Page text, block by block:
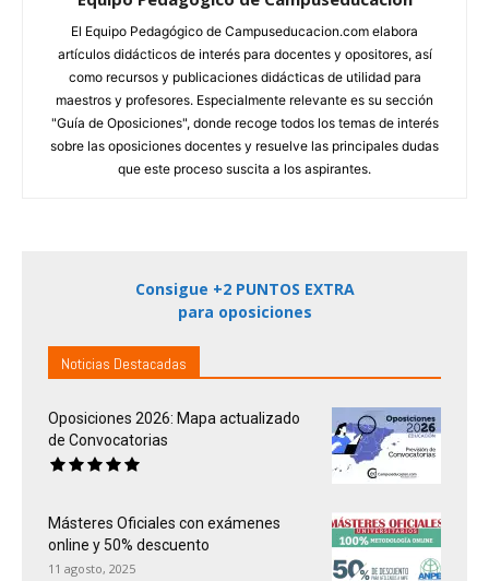
El Equipo Pedagógico de Campuseducacion.com elabora
artículos didácticos de interés para docentes y opositores, así
como recursos y publicaciones didácticas de utilidad para
maestros y profesores. Especialmente relevante es su sección
"Guía de Oposiciones", donde recoge todos los temas de interés
sobre las oposiciones docentes y resuelve las principales dudas
que este proceso suscita a los aspirantes.
Consigue +2 PUNTOS EXTRA
para oposiciones
Noticias Destacadas
Oposiciones 2026: Mapa actualizado
de Convocatorias
Másteres Oficiales con exámenes
online y 50% descuento
11 agosto, 2025